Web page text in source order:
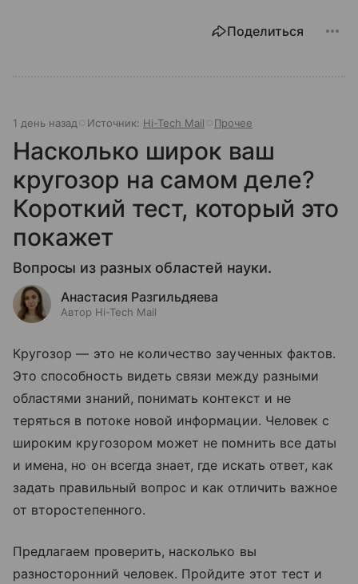
Поделиться
1 день назад Источник: Hi-Tech Mail Прочее
Насколько широк ваш
кругозор на самом деле?
Короткий тест, который это
покажет
Вопросы из разных областей науки.
Анастасия Разгильдяева
Автор Hi-Tech Mail
Кругозор — это не количество заученных фактов.
Это способность видеть связи между разными
областями знаний, понимать контекст и не
теряться в потоке новой информации. Человек с
широким кругозором может не помнить все даты
и имена, но он всегда знает, где искать ответ, как
задать правильный вопрос и как отличить важное
от второстепенного.
Предлагаем проверить, насколько вы
разносторонний человек. Пройдите этот тест и